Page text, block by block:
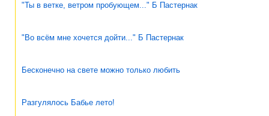
"Ты в ветке, ветром пробующем..." Б Пастернак
"Во всём мне хочется дойти..." Б Пастернак
Бесконечно на свете можно только любить
Разгулялось Бабье лето!